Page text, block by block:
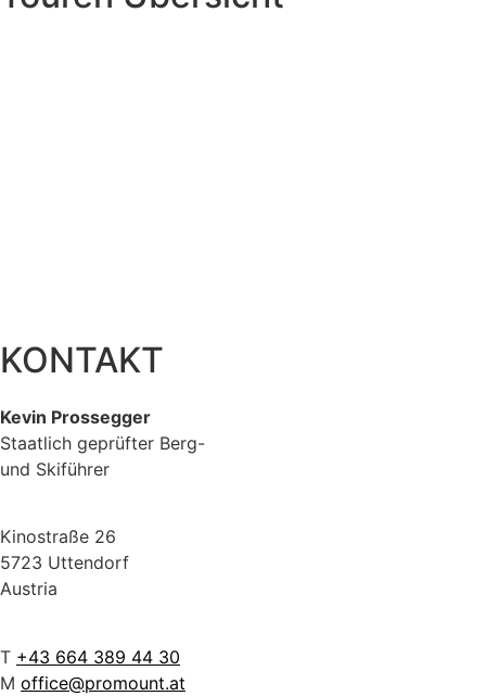
KONTAKT
Kevin Prossegger
Staatlich geprüfter Berg-
und Skiführer
Kinostraße 26
5723 Uttendorf
Austria
T +43 664 389 44 30
M office@promount.at